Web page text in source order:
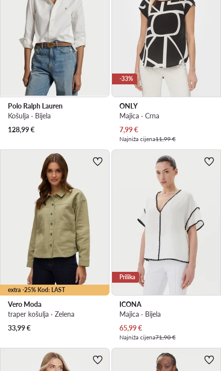
Polo Ralph Lauren
Košulja · Bijela
128,99€
-33%
ONLY
Majica · Crna
Trenutna cijena
7,99€
Najniža cijena11,99 €
extra -25% Kod: LAST
Vero Moda
traper košulja · Zelena
33,99€
Prilika
ICONA
Majica · Bijela
Trenutna cijena
65,99€
Najniža cijena71,90 €